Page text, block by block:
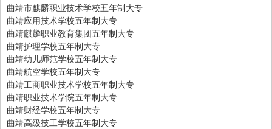
曲靖市麒麟职业技术学校五年制大专
曲靖应用技术学校五年制大专
曲靖麒麟职业教育集团五年制大专
曲靖护理学校五年制大专
曲靖幼儿师范学校五年制大专
曲靖航空学校五年制大专
曲靖工商职业技术学校五年制大专
曲靖职业技术学院五年制大专
曲靖财经学校五年制大专
曲靖高级技工学校五年制大专